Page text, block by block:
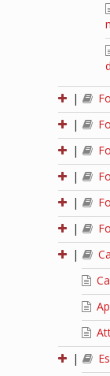
|
|
|
|
|
|
|
|